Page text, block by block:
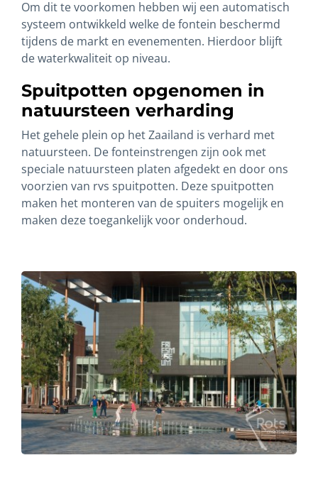
Om dit te voorkomen hebben wij een automatisch
systeem ontwikkeld welke de fontein beschermd
tijdens de markt en evenementen. Hierdoor blijft
de waterkwaliteit op niveau.
Spuitpotten opgenomen in
natuursteen verharding
Het gehele plein op het Zaailand is verhard met
natuursteen. De fonteinstrengen zijn ook met
speciale natuursteen platen afgedekt en door ons
voorzien van rvs spuitpotten. Deze spuitpotten
maken het monteren van de spuiters mogelijk en
maken deze toegankelijk voor onderhoud.